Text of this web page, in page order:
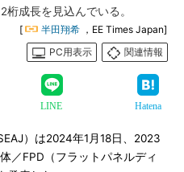
成長を見込んでいる。
[ 半田翔希 ，EE Times Japan]
PC用表示
関連情報
LINE Hatena
）は2024年1月18日、2023
／FPD（フラットパネルディ